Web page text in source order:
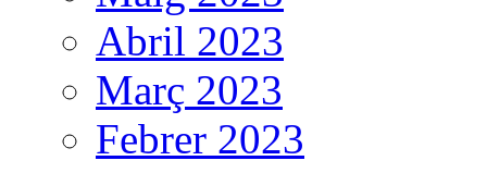
Abril 2023
Març 2023
Febrer 2023